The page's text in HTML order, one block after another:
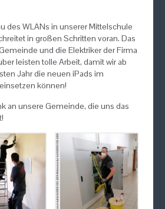
des WLANs in unserer Mittelschule
in großen Schritten voran. Das
und die Elektriker der Firma
leisten tolle Arbeit, damit wir ab
Jahr die neuen iPads im
können!
an unsere Gemeinde, die uns das